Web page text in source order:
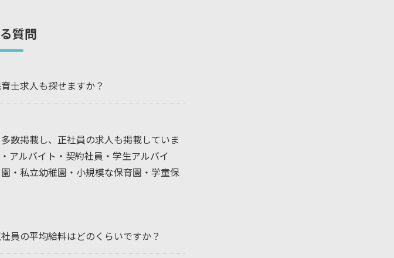
質問
士求人も探せますか？
数掲載し、正社員の求人も掲載していま
アルバイト・契約社員・学生アルバイ
・私立幼稚園・小規模な保育園・学童保
員の平均給料はどのくらいですか？